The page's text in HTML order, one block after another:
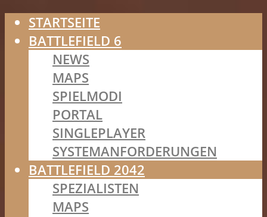
STARTSEITE
BATTLEFIELD 6
NEWS
MAPS
SPIELMODI
PORTAL
SINGLEPLAYER
SYSTEMANFORDERUNGEN
BATTLEFIELD 2042
SPEZIALISTEN
MAPS